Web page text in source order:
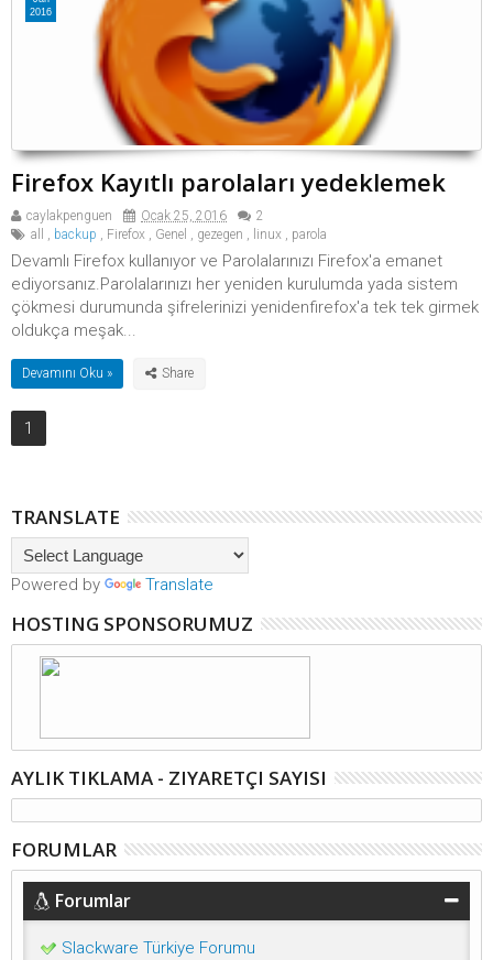
Firefox Kayıtlı parolaları yedeklemek
caylakpenguen Ocak 25, 2016
2
all
, backup , Firefox , Genel , gezegen , linux , parola
Devamlı Firefox kullanıyor ve Parolalarınızı Firefox'a emanet
ediyorsanız.Parolalarınızı her yeniden kurulumda yada sistem
çökmesi durumunda şifrelerinizi yenidenfirefox'a tek tek girmek
oldukça meşak...
Devamını Oku »
2016
1
TRANSLATE
Powered by Translate
HOSTING SPONSORUMUZ
AYLIK TIKLAMA - ZIYARETÇI SAYISI
FORUMLAR
Forumlar
Slackware Türkiye Forumu